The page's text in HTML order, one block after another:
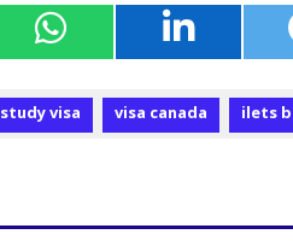
study visa visa canada ilets